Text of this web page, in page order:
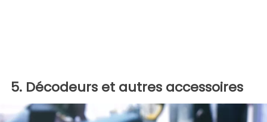
5. Décodeurs et autres accessoires